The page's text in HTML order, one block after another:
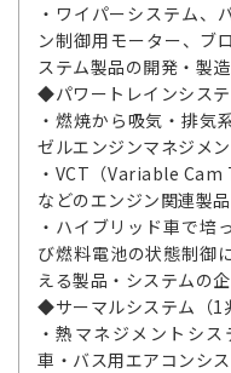
・ワイパーシステム、
ン制御用モーター、ブ
ステム製品の開発・製造
◆パワートレインシス
・燃焼から吸気・排気
ゼルエンジンマネジメ
・VCT（Variable
などのエンジン関連製
・ハイブリッド車で培
び燃料電池の状態制御
える製品・システムの
◆サーマルシステム（1
・熱マネジメントシ
車・バス用エアコンシ